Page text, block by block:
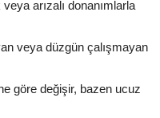
arızalı donanımlarla
veya düzgün çalışmayan
göre değişir, bazen ucuz